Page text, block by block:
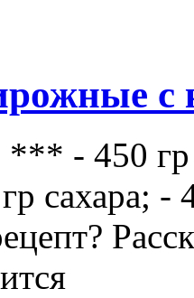
- 450 гр
сахара; -